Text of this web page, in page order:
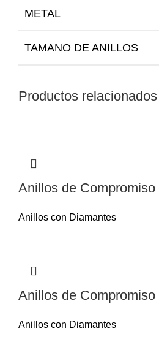
METAL
TAMANO DE ANILLOS
Productos relacionados
Anillos de Compromiso
Anillos con Diamantes
Anillos de Compromiso
Anillos con Diamantes